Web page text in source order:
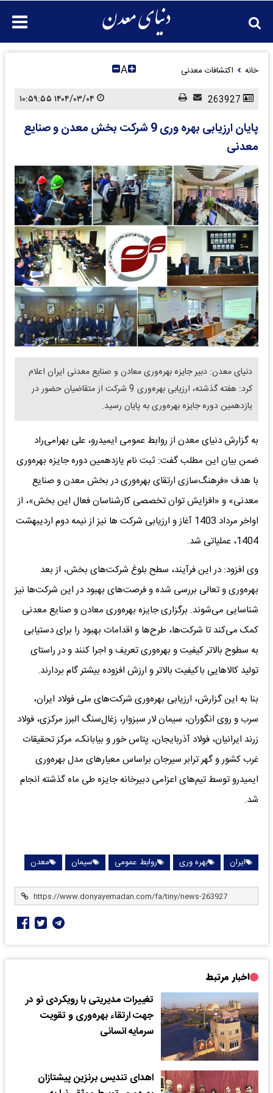
خانه اکتشافات معدنی A
پایان ارزیابی بهره وری 9 شرکت بخش معدن و صنایع
معدنی
دنیای معدن: دبیر جایزه بهره‌وری معادن و صنایع معدنی ایران اعلام
کرد: هفته گذشته، ارزیابی بهره‌وری 9 شرکت از متقاضیان حضور در
یازدهمین دوره جایزه بهره‌وری به پایان رسید.
به گزارش دنیای معدن از روابط عمومی ایمیدرو، علی بهرامی‌راد
ضمن بیان این مطلب گفت: ثبت نام یازدهمین دوره جایزه بهره‌وری
با هدف «فرهنگ‌سازی ارتقای بهره‌وری در بخش معدن و صنایع
معدنی» و «افزایش توان تخصصی کارشناسان فعال این بخش»، از
اواخر مرداد 1403 آغاز و ارزیابی شرکت ها نیز از نیمه دوم اردیبهشت
1404، عملیاتی شد.
وی افزود: در این فرآیند، سطح بلوغ شرکت‌های بخش، از بعد
بهره‌وری و تعالی بررسی شده و فرصت‌های بهبود در این شرکت‌ها نیز
شناسایی می‌شوند. برگزاری جایزه بهره‌وری معادن و صنایع معدنی
کمک می‌کند تا شرکت‌ها، طرح‌ها و اقدامات بهبود را برای دستیابی
به سطوح بالاتر کیفیت و بهره‌وری تعریف و اجرا کنند و در راستای
تولید کالاهایی باکیفیت بالاتر و ارزش افزوده بیشتر گام بردارند.
بنا به این گزارش، ارزیابی بهره‌وری شرکت‌های ملی فولاد ایران،
سرب و روی انگوران، سیمان لار سبزوار، زغال‌سنگ البرز مرکزی، فولاد
زرند ایرانیان، فولاد آذربایجان، پتاس خور و بیابانک، مرکز تحقیقات
غرب کشور و گهر ترابر سیرجان براساس معیارهای مدل بهره‌وری
ایمیدرو توسط تیم‌های اعزامی دبیرخانه جایزه طی ماه گذشته انجام
شد.
ایران بهره وری روابط عمومی سیمان معدن
اخبار مرتبط
تغییرات مدیریتی با رویکردی نو در
جهت ارتقاء بهره‌وری و تقویت
سرمایه انسانی
اهدای تندیس برنزین پیشتازان